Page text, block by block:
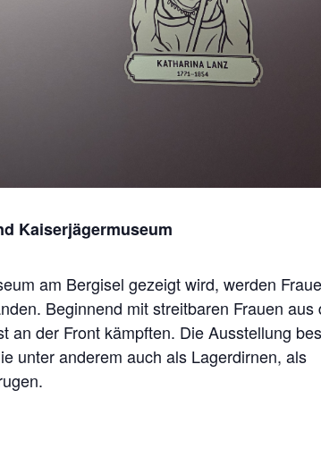
Kaiserjägermuseum
am Bergisel gezeigt wird, werden
Beginnend mit streitbaren Frauen aus
an der Front kämpften. Die Ausstellung
unter anderem auch als Lagerdirnen, als